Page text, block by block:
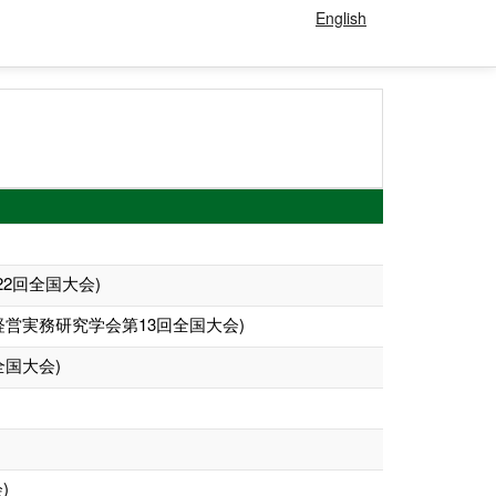
English
回全国大会)
実務研究学会第13回全国大会)
大会)